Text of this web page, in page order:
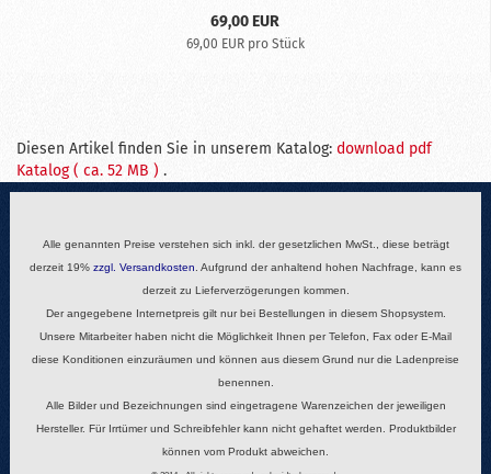
69,00 EUR
69,00 EUR pro Stück
Diesen Artikel finden Sie in unserem Katalog: download pdf
Katalog ( ca. 52 MB ) .
Alle genannten Preise verstehen sich inkl. der gesetzlichen MwSt., diese beträgt
derzeit 19% zzgl. Versandkosten . Aufgrund der anhaltend hohen Nachfrage, kann es
derzeit zu Lieferverzögerungen kommen.
Der angegebene Internetpreis gilt nur bei Bestellungen in diesem Shopsystem.
Unsere Mitarbeiter haben nicht die Möglichkeit Ihnen per Telefon, Fax oder E-Mail
diese Konditionen einzuräumen und können aus diesem Grund nur die Ladenpreise
benennen.
Alle Bilder und Bezeichnungen sind eingetragene Warenzeichen der jeweiligen
Hersteller. Für Irrtümer und Schreibfehler kann nicht gehaftet werden. Produktbilder
können vom Produkt abweichen.